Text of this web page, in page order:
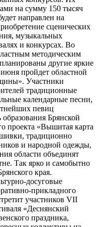
на сумму 150 тысяч
направлен на
сценических
музыкальных
и конкурсах. Во
методическим
другие яркие
пройдет областной
Участники
традиционные
календарные песни,
певиц
Брянской
проекта «Вышитая карта
традиционно
и народной одежды,
области объединят
Так ярко и самобытно
края.
досуговые
прикладного
участников VII
«Деснянский
праздника,